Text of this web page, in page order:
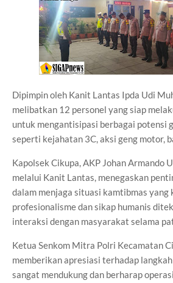
Dipimpin oleh Kanit Lantas Ipda Udi
melibatkan 12 personel yang siap
untuk mengantisipasi berbagai potensi
seperti kejahatan 3C, aksi geng motor,
Kapolsek Cikupa, AKP Johan Armando
melalui Kanit Lantas, menegaskan
dalam menjaga situasi kamtibmas yang
profesionalisme dan sikap humanis
interaksi dengan masyarakat selama
Ketua Senkom Mitra Polri Kecamatan
memberikan apresiasi terhadap
sangat mendukung dan berharap